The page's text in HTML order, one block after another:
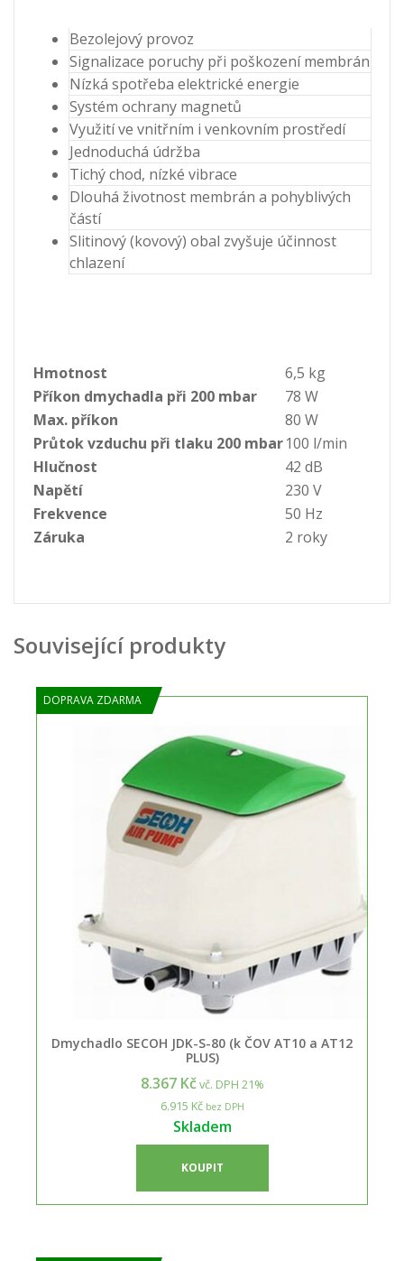
PLUS)
množství
Bezolejový provoz
Signalizace poruchy při poškození membrán
Nízká spotřeba elektrické energie
Systém ochrany magnetů
Využití ve vnitřním i venkovním prostředí
Jednoduchá údržba
Tichý chod, nízké vibrace
Dlouhá životnost membrán a pohyblivých
částí
Slitinový (kovový) obal zvyšuje účinnost
chlazení
Hmotnost
6,5 kg
Příkon dmychadla při 200 mbar
78 W
Max. příkon
80 W
Průtok vzduchu při tlaku 200 mbar100 l/min
Hlučnost
42 dB
Napětí
230 V
Frekvence
50 Hz
Záruka
2 roky
Související produkty
DOPRAVA ZDARMA
Dmychadlo SECOH JDK-S-80 (k ČOV AT10 a AT12
PLUS)
8.367 Kčvč. DPH 21%
6.915 Kčbez DPH
Skladem
KOUPIT